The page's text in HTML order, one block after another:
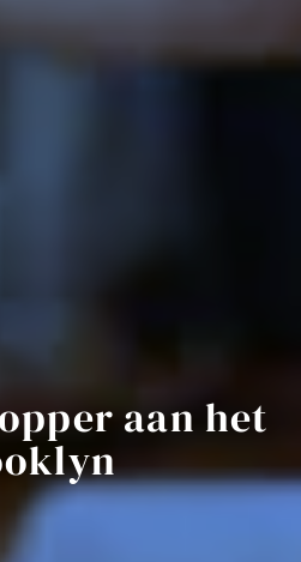
aan het